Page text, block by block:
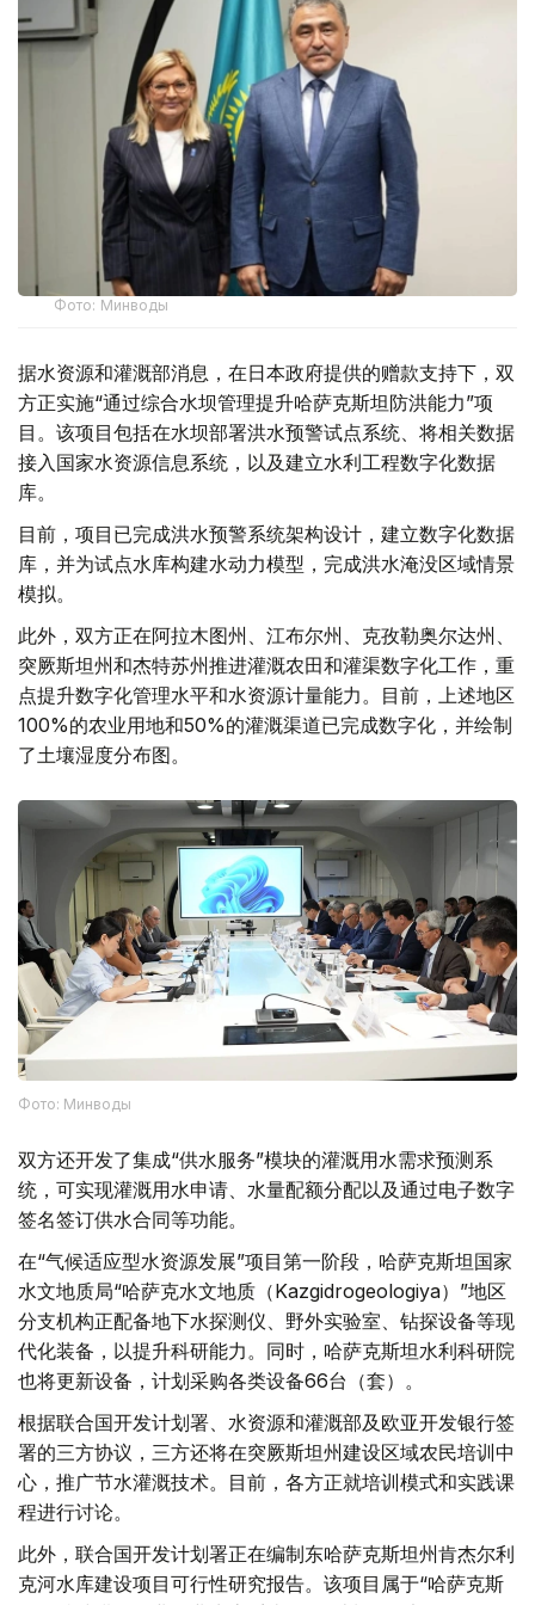
Фото: Минводы
据水资源和灌溉部消息，在日本政府提供的赠款支持下，双
方正实施“通过综合水坝管理提升哈萨克斯坦防洪能力”项
目。该项目包括在水坝部署洪水预警试点系统、将相关数据
接入国家水资源信息系统，以及建立水利工程数字化数据
库。
目前，项目已完成洪水预警系统架构设计，建立数字化数据
库，并为试点水库构建水动力模型，完成洪水淹没区域情景
模拟。
此外，双方正在阿拉木图州、江布尔州、克孜勒奥尔达州、
突厥斯坦州和杰特苏州推进灌溉农田和灌渠数字化工作，重
点提升数字化管理水平和水资源计量能力。目前，上述地区
100%的农业用地和50%的灌溉渠道已完成数字化，并绘制
了土壤湿度分布图。
Фото: Минводы
双方还开发了集成“供水服务”模块的灌溉用水需求预测系
统，可实现灌溉用水申请、水量配额分配以及通过电子数字
签名签订供水合同等功能。
在“气候适应型水资源发展”项目第一阶段，哈萨克斯坦国家
水文地质局“哈萨克水文地质（Kazgidrogeologiya）”地区
分支机构正配备地下水探测仪、野外实验室、钻探设备等现
代化装备，以提升科研能力。同时，哈萨克斯坦水利科研院
也将更新设备，计划采购各类设备66台（套）。
根据联合国开发计划署、水资源和灌溉部及欧亚开发银行签
署的三方协议，三方还将在突厥斯坦州建设区域农民培训中
心，推广节水灌溉技术。目前，各方正就培训模式和实践课
程进行讨论。
此外，联合国开发计划署正在编制东哈萨克斯坦州肯杰尔利
克河水库建设项目可行性研究报告。该项目属于“哈萨克斯